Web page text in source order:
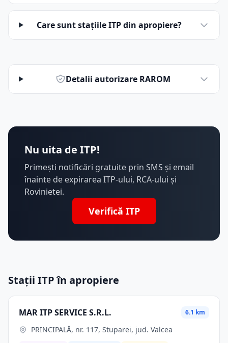
Care sunt stațiile ITP din apropiere?
Detalii autorizare RAROM
Nu uita de ITP!
Primești notificări gratuite prin SMS și email
înainte de expirarea ITP-ului, RCA-ului și
Rovinietei.
Verifică ITP
Stații ITP în apropiere
MAR ITP SERVICE S.R.L. 6.1 km
PRINCIPALĂ, nr. 117, Stuparei, jud. Valcea